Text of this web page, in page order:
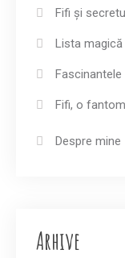
Fifi și
Lista magică
Fifi, o
Despre mine
Arhive